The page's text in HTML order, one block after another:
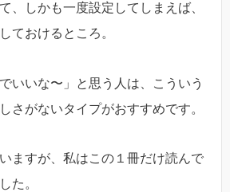
、しかも一度設定してしまえば、
ておけるところ。
いいな〜」と思う人は、こういう
さがないタイプがおすすめです。
ますが、私はこの１冊だけ読んで
た。